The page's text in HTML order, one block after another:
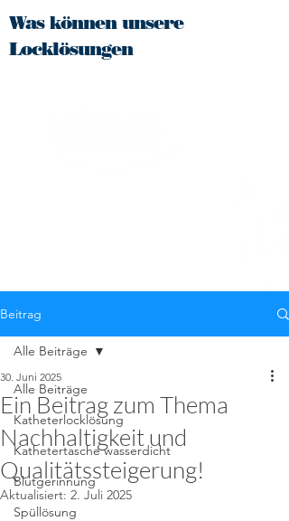
Was können unsere
Locklösungen
Beitrag
Alle Beiträge
Katheterlocklösung
Kathetertasche wasserdicht
Blutgerinnung
Spüllösung
Alle Beiträge
Ein Beitrag zum Thema
Nachhaltigkeit und
Qualitätssteigerung!
30. Juni 2025
Aktualisiert: 2. Juli 2025